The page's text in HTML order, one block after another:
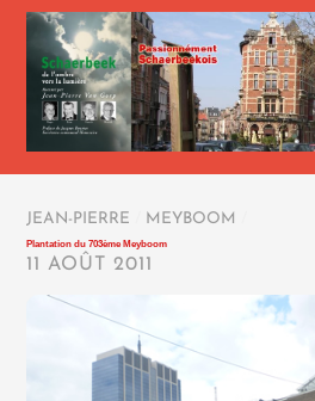
JEAN-PIERRE MEYBOOM
Plantation du 703ème Meyboom
11 AOÛT 2011